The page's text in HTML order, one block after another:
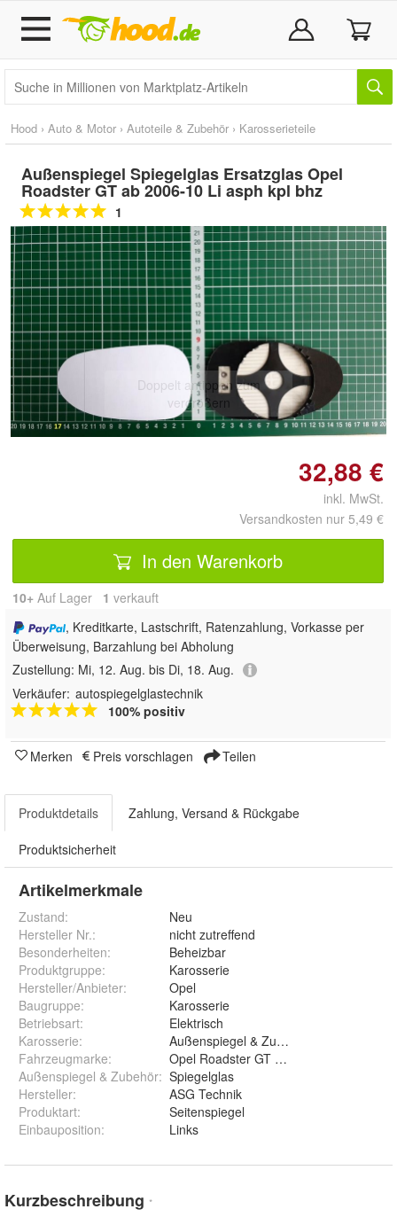
Hood › Auto & Motor › Autoteile & Zubehör › Karosserieteile
Außenspiegel Spiegelglas Ersatzglas Opel
Roadster GT ab 2006-10 Li asph kpl bhz
1
Doppelt antippen zum
vergrößern
32,88 €
inkl. MwSt.
Versandkosten nur 5,49 €
In den Warenkorb
10+ Auf Lager 1 verkauft
, Kreditkarte, Lastschrift, Ratenzahlung, Vorkasse per
Überweisung, Barzahlung bei Abholung
Zustellung: Mi, 12. Aug. bis Di, 18. Aug.
Verkäufer: autospiegelglastechnik
100% positiv
Merken Preis vorschlagen Teilen
Produktdetails Zahlung, Versand & Rückgabe
Produktsicherheit
Artikelmerkmale
Zustand:
Neu
Hersteller Nr.:
nicht zutreffend
Besonderheiten:
Beheizbar
Produktgruppe:
Karosserie
Hersteller/Anbieter:
Opel
Baugruppe:
Karosserie
Betriebsart:
Elektrisch
Karosserie:
Außenspiegel & Zubehör
Fahrzeugmarke:
Opel Roadster GT Sport
Außenspiegel & Zubehör: Spiegelglas
Hersteller:
ASG Technik
Produktart:
Seitenspiegel
Einbauposition: Links
Kurzbeschreibung *